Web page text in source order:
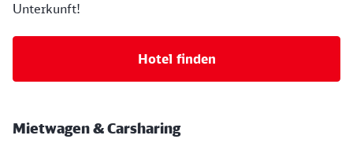
Unterkunft!
Hotel finden
Mietwagen & Carsharing